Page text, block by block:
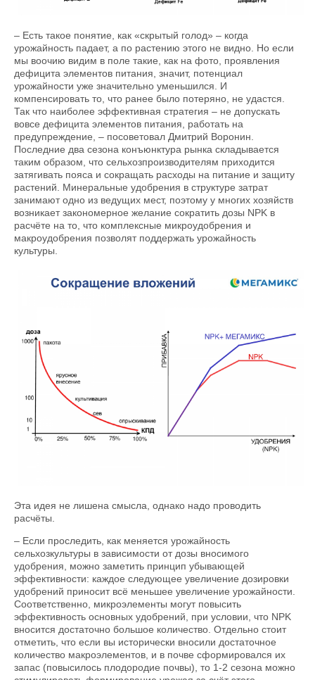
– Есть такое понятие, как «скрытый голод» – когда
урожайность падает, а по растению этого не видно. Но если
мы воочию видим в поле такие, как на фото, проявления
дефицита элементов питания, значит, потенциал
урожайности уже значительно уменьшился. И
компенсировать то, что ранее было потеряно, не удастся.
Так что наиболее эффективная стратегия – не допускать
вовсе дефицита элементов питания, работать на
предупреждение, – посоветовал Дмитрий Воронин.
Последние два сезона конъюнктура рынка складывается
таким образом, что сельхозпроизводителям приходится
затягивать пояса и сокращать расходы на питание и защиту
растений. Минеральные удобрения в структуре затрат
занимают одно из ведущих мест, поэтому у многих хозяйств
возникает закономерное желание сократить дозы NPK в
расчёте на то, что комплексные микроудобрения и
макроудобрения позволят поддержать урожайность
культуры.
Эта идея не лишена смысла, однако надо проводить
расчёты.
– Если проследить, как меняется урожайность
сельхозкультуры в зависимости от дозы вносимого
удобрения, можно заметить принцип убывающей
эффективности: каждое следующее увеличение дозировки
удобрений приносит всё меньшее увеличение урожайности.
Соответственно, микроэлементы могут повысить
эффективность основных удобрений, при условии, что NPK
вносится достаточно большое количество. Отдельно стоит
отметить, что если вы исторически вносили достаточное
количество макроэлементов, и в почве сформировался их
запас (повысилось плодородие почвы), то 1-2 сезона можно